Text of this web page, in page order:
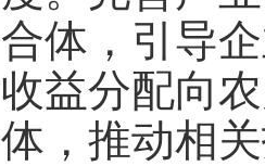
合体，引导
收益分配向
体，推动相